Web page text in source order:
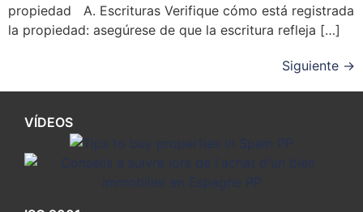
propiedad A. Escrituras Verifique cómo está registrada
la propiedad: asegúrese de que la escritura refleja […]
Siguiente →
VÍDEOS